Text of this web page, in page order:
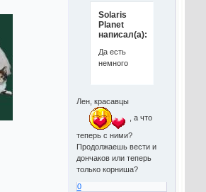
Solaris
Planet
написал(а):
Да есть
немного
Лен, красавцы
, а что
теперь с ними?
Продолжаешь вести и
дончаков или теперь
только корниша?
0